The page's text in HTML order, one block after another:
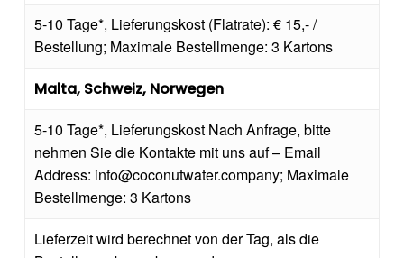
5-10 Tage*, Lieferungskost (Flatrate): € 15,- /
Bestellung; Maximale Bestellmenge: 3 Kartons
Malta, Schweiz, Norwegen
5-10 Tage*, Lieferungskost Nach Anfrage, bitte
nehmen Sie die Kontakte mit uns auf – Email
Address: info@coconutwater.company; Maximale
Bestellmenge: 3 Kartons
Lieferzeit wird berechnet von der Tag, als die